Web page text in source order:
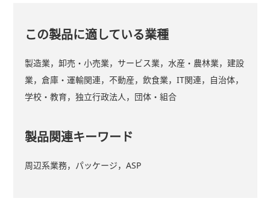
この製品に適している業種
製造業，卸売・小売業，サービス業，水産・農林業，建設
業，倉庫・運輸関連，不動産，飲食業，IT関連，自治体，
学校・教育，独立行政法人，団体・組合
製品関連キーワード
周辺系業務，パッケージ，ASP